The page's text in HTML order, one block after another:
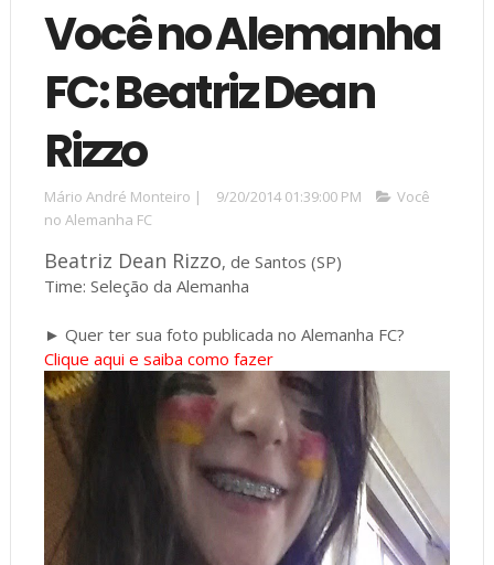
Você no Alemanha
FC: Beatriz Dean
Rizzo
Mário André Monteiro | 9/20/2014 01:39:00 PM
Você
no Alemanha FC
Beatriz Dean Rizzo, de Santos (SP)
Time: Seleção da Alemanha
► Quer ter sua foto publicada no Alemanha FC?
Clique aqui e saiba como fazer